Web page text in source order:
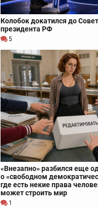
Колобок докатился до
президента РФ
5
«Внезапно» разбился еще
о «свободном
где есть некие права
может строить мир
1